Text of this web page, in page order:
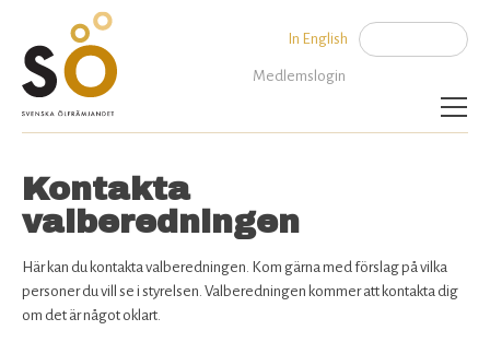
Sök
In English
Medlemslogin
Bli medlem
Om SÖ
Kontakta oss
Kontakta
valberedningen
Här kan du kontakta valberedningen. Kom gärna med förslag på vilka
personer du vill se i styrelsen. Valberedningen kommer att kontakta dig
om det är något oklart.